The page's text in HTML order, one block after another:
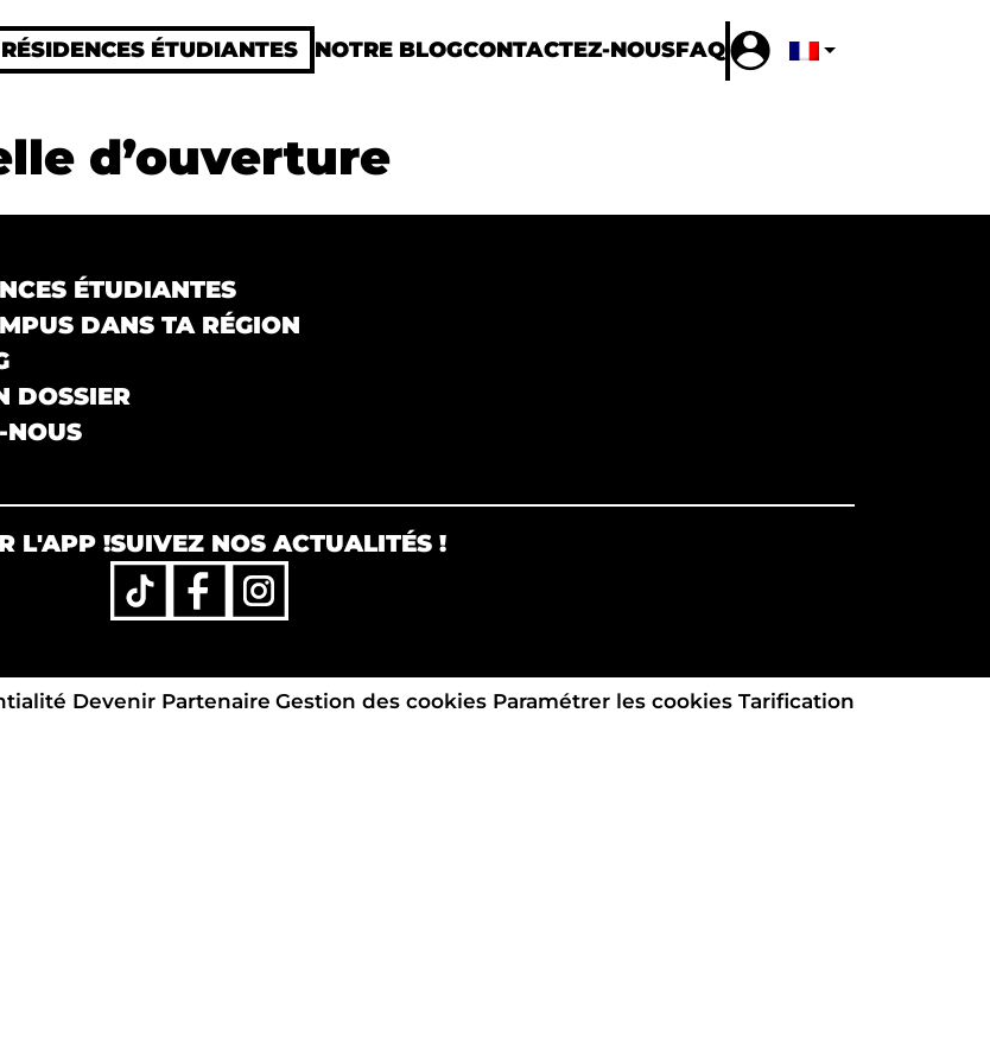
ÉTUDIANTES NOTRE BLOGCONTACTEZ-NOUSFAQ
d’ouverture
ÉTUDIANTES
DANS TA RÉGION
DOSSIER
NOUS
L'APP !SUIVEZ NOS ACTUALITÉS !
Devenir Partenaire Gestion des cookies Paramétrer les cookies Tarification